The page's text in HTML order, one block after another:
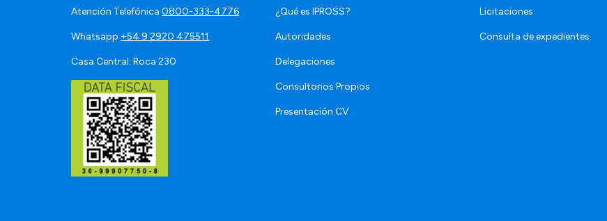
Atención Telefónica 0800-333-4776
Whatsapp +54 9 2920 475511
Casa Central: Roca 230
¿Qué es IPROSS?
Autoridades
Delegaciones
Consultorios Propios
Presentación CV
Licitaciones
Consulta de expedientes